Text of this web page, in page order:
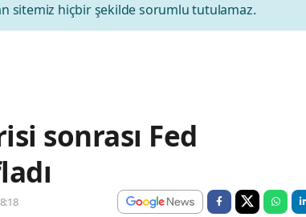
sitemiz hiçbir şekilde sorumlu tutulamaz.
sonrası Fed